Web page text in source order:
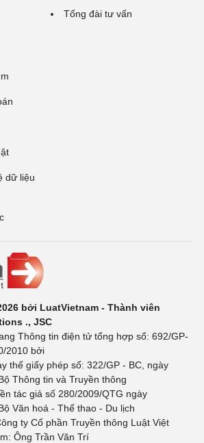
Tổng đài tư vấn
dữ liệu
bởi LuatVietnam - Thành viên
., JSC
Thông tin điện tử tổng hợp số: 692/GP-
2010 bởi
thế giấy phép số: 322/GP - BC, ngày
Thông tin và Truyền thông
tác giả số 280/2009/QTG ngày
Văn hoá - Thể thao - Du lịch
ty Cổ phần Truyền thông Luật Việt
Ông Trần Văn Trí